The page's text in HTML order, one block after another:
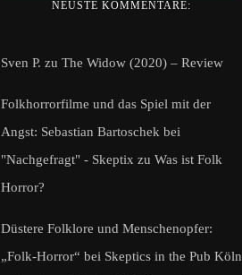
NEUSTE KOMMENTARE:
Sven P. zu The Widow (2020) – Review
Folkhorrorfilme und das Spiel mit der
Angst: Sebastian Bartoschek bei
"Nachgefragt" - Skeptix zu Was ist Folk
Horror?
Düstere Folklore und Menschenopfer:
„Folk-Horror“ bei Skeptics in the Pub Köln